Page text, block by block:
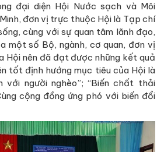
đại diện Hội Nước sạch và Môi
đơn vị trực thuộc Hội là Tạp chí
cùng với sự quan tâm lãnh đạo,
một số Bộ, ngành, cơ quan, đơn vị
Hội nên đã đạt được những kết quả
tốt định hướng mục tiêu của Hội là
với người nghèo”; “Biến chất thải
cộng đồng ứng phó với biến đổi
dưỡng kiến thức và kỹ năng tuyên